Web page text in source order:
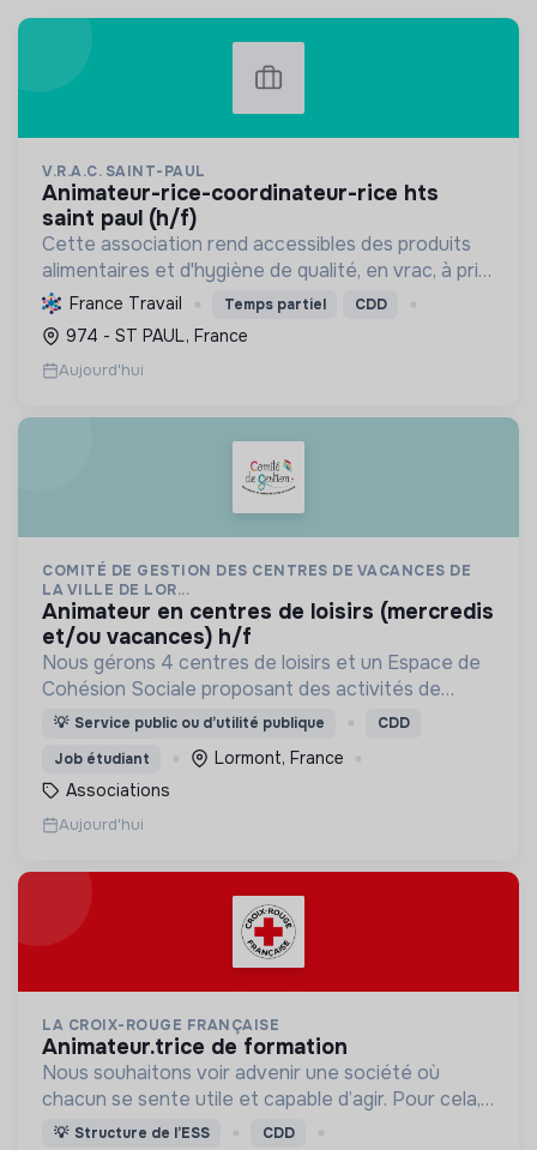
V.R.A.C. SAINT-PAUL
animateur-rice-coordinateur-rice hts
saint paul (h/f)
Cette association rend accessibles des produits
alimentaires et d'hygiène de qualité, en vrac, à prix
solidaires, aux habitants des quartiers prioritaires.
Elle favorise le lien social, l'écologie et ...
France Travail Temps partiel CDD
974 - ST PAUL, France
Aujourd'hui
COMITÉ DE GESTION DES CENTRES DE VACANCES DE
LA VILLE DE LOR...
animateur en centres de loisirs (mercredis
et/ou vacances) h/f
Nous gérons 4 centres de loisirs et un Espace de
Cohésion Sociale proposant des activités de
Français Langue Étrangère (FLE),
d’accès aux droits.
💡 Service public ou d’utilité publique
CDD
Job étudiant
Lormont, France
Associations
Aujourd'hui
LA CROIX-ROUGE FRANÇAISE
animateur.trice de formation
Nous souhaitons voir advenir une société où
chacun se sente utile et capable d’agir. Pour cela,
nous proposons des moyens et des lieux
💡 Structure de l’ESS CDD